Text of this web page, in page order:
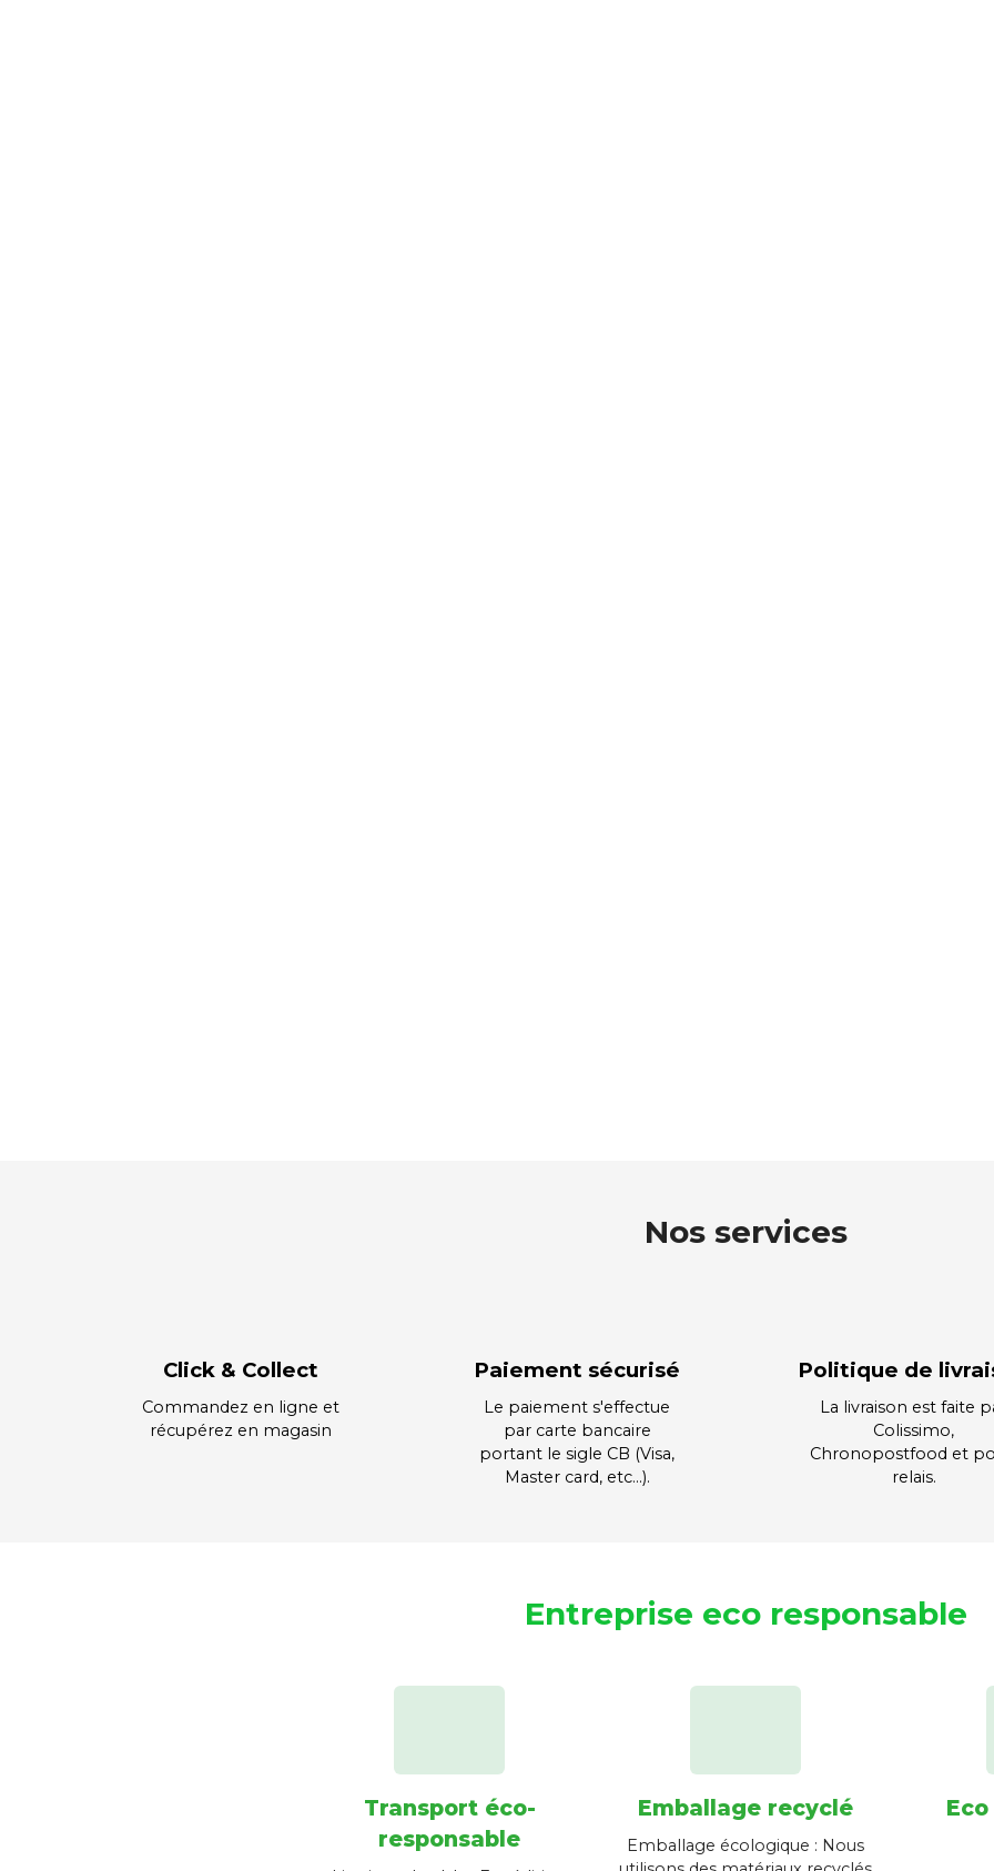
Nos services
Click & Collect
Commandez en ligne et
récupérez en magasin
Paiement sécurisé
Le paiement s'effectue
par carte bancaire
portant le sigle CB (Visa,
Master card, etc…).
Politique de
La livraison est faite
Colissimo,
Chronopostfood et
relais.
Entreprise eco responsable
Transport éco-
responsable
Emballage recyclé
Emballage écologique : Nous